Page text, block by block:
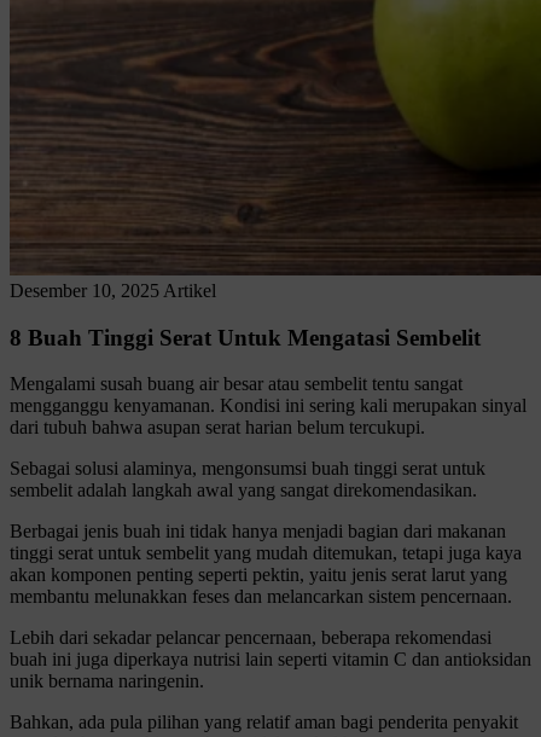
Desember 10, 2025 Artikel
8 Buah Tinggi Serat Untuk Mengatasi Sembelit
Mengalami susah buang air besar atau sembelit tentu sangat
mengganggu kenyamanan. Kondisi ini sering kali merupakan sinyal
dari tubuh bahwa asupan serat harian belum tercukupi.
Sebagai solusi alaminya, mengonsumsi buah tinggi serat untuk
sembelit adalah langkah awal yang sangat direkomendasikan.
Berbagai jenis buah ini tidak hanya menjadi bagian dari makanan
tinggi serat untuk sembelit yang mudah ditemukan, tetapi juga kaya
akan komponen penting seperti pektin, yaitu jenis serat larut yang
membantu melunakkan feses dan melancarkan sistem pencernaan.
Lebih dari sekadar pelancar pencernaan, beberapa rekomendasi
buah ini juga diperkaya nutrisi lain seperti vitamin C dan antioksidan
unik bernama naringenin.
Bahkan, ada pula pilihan yang relatif aman bagi penderita penyakit